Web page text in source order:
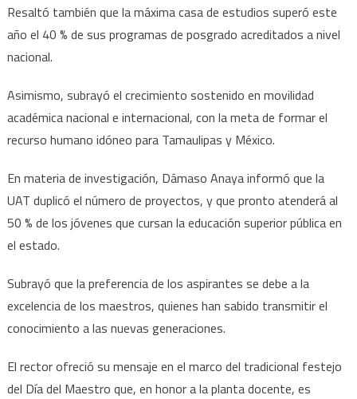
Resaltó también que la máxima casa de estudios superó este
año el 40 % de sus programas de posgrado acreditados a nivel
nacional.
Asimismo, subrayó el crecimiento sostenido en movilidad
académica nacional e internacional, con la meta de formar el
recurso humano idóneo para Tamaulipas y México.
En materia de investigación, Dámaso Anaya informó que la
UAT duplicó el número de proyectos, y que pronto atenderá al
50 % de los jóvenes que cursan la educación superior pública en
el estado.
Subrayó que la preferencia de los aspirantes se debe a la
excelencia de los maestros, quienes han sabido transmitir el
conocimiento a las nuevas generaciones.
El rector ofreció su mensaje en el marco del tradicional festejo
del Día del Maestro que, en honor a la planta docente, es